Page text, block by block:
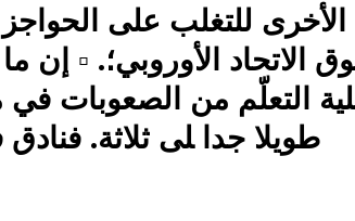
اﻷﺧﺮى ﻟﻠﺘﻐﻠﺐ ﻋﻠﻰ اﻟﺤﻮاﺟﺰ
اﻻﺗﺤﺎد اﻷوروﺑﻲ؛. ▫ إن
اﻟﺘﻌﻠّﻢ ﻣﻦ اﻟﺼﻌﻮﺑﺎت
ﻃﻮﻳﻼ ﺟﺪا ﻠﻰ ﺛﻼﺛﺔ.